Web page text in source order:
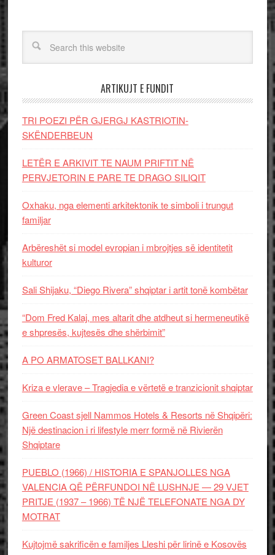
ARTIKUJT E FUNDIT
TRI POEZI PËR GJERGJ KASTRIOTIN-
SKËNDERBEUN
LETËR E ARKIVIT TE NAUM PRIFTIT NË
PERVJETORIN E PARE TE DRAGO SILIQIT
Oxhaku, nga elementi arkitektonik te simboli i trungut
familjar
Arbëreshët si model evropian i mbrojtjes së identitetit
kulturor
Sali Shijaku, “Diego Rivera” shqiptar i artit tonë kombëtar
“Dom Fred Kalaj, mes altarit dhe atdheut si hermeneutikë
e shpresës, kujtesës dhe shërbimit”
A PO ARMATOSET BALLKANI?
Kriza e vlerave – Tragjedia e vërtetë e tranzicionit shqiptar
Green Coast sjell Nammos Hotels & Resorts në Shqipëri:
Një destinacion i ri lifestyle merr formë në Rivierën
Shqiptare
PUEBLO (1966) / HISTORIA E SPANJOLLES NGA
VALENCIA QË PËRFUNDOI NË LUSHNJE — 29 VJET
PRITJE (1937 – 1966) TË NJË TELEFONATE NGA DY
MOTRAT
Kujtojmë sakrificën e familjes Lleshi për lirinë e Kosovës